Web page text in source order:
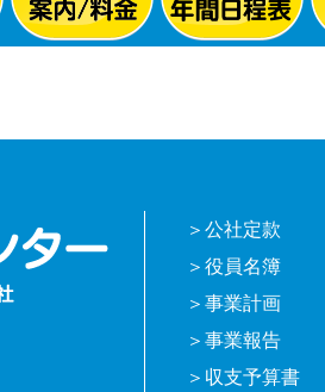
公社定款
役員名簿
事業計画
事業報告
収支予算書